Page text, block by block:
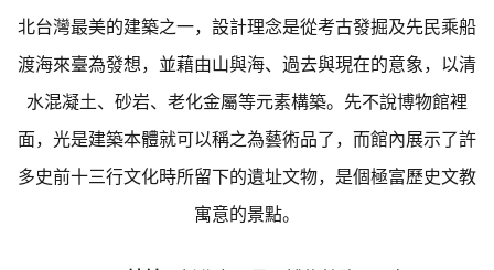
北台灣最美的建築之一，設計理念是從考古發掘及先民乘船
渡海來臺為發想，並藉由山與海、過去與現在的意象，以清
水混凝土、砂岩、老化金屬等元素構築。先不說博物館裡
面，光是建築本體就可以稱之為藝術品了，而館內展示了許
多史前十三行文化時所留下的遺址文物，是個極富歷史文教
寓意的景點。